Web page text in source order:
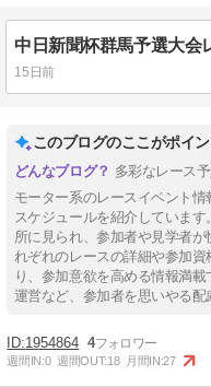
中日新聞杯群馬予選大会
15日前
このブログのここがポイ
多彩なレース
モーター系のレースイベント
スケジュールを紹介していま
所に見られ、参加者や見学者
れぞれのレースの詳細や参加
り、参加意欲を高める情報満
運営など、参加者を思いやる配
1954864 4
週間IN:0 週間OUT:18 月間IN:27